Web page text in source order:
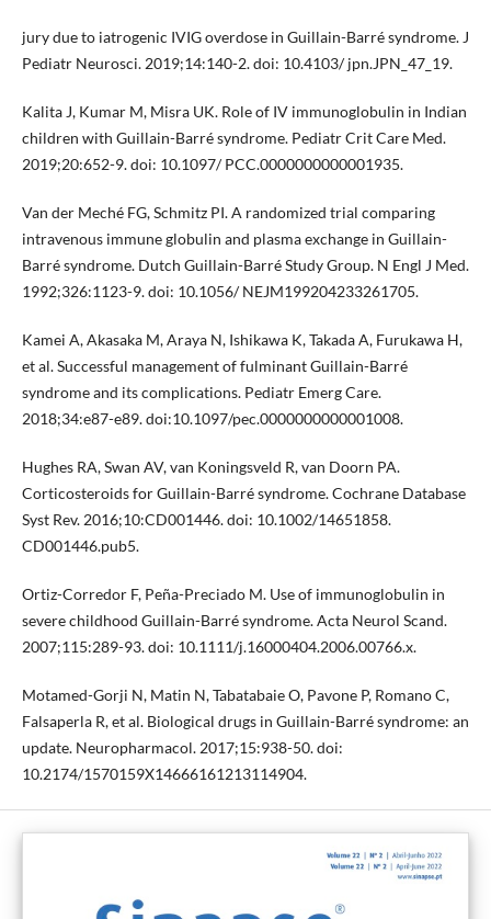
jury due to iatrogenic IVIG overdose in Guillain-Barré syndrome. J
Pediatr Neurosci. 2019;14:140-2. doi: 10.4103/ jpn.JPN_47_19.
Kalita J, Kumar M, Misra UK. Role of IV immunoglobulin in Indian
children with Guillain-Barré syndrome. Pediatr Crit Care Med.
2019;20:652-9. doi: 10.1097/ PCC.0000000000001935.
Van der Meché FG, Schmitz PI. A randomized trial comparing
intravenous immune globulin and plasma exchange in Guillain-
Barré syndrome. Dutch Guillain-Barré Study Group. N Engl J Med.
1992;326:1123-9. doi: 10.1056/ NEJM199204233261705.
Kamei A, Akasaka M, Araya N, Ishikawa K, Takada A, Furukawa H,
et al. Successful management of fulminant Guillain-Barré
syndrome and its complications. Pediatr Emerg Care.
2018;34:e87-e89. doi:10.1097/pec.0000000000001008.
Hughes RA, Swan AV, van Koningsveld R, van Doorn PA.
Corticosteroids for Guillain-Barré syndrome. Cochrane Database
Syst Rev. 2016;10:CD001446. doi: 10.1002/14651858.
CD001446.pub5.
Ortiz-Corredor F, Peña-Preciado M. Use of immunoglobulin in
severe childhood Guillain-Barré syndrome. Acta Neurol Scand.
2007;115:289-93. doi: 10.1111/j.16000404.2006.00766.x.
Motamed-Gorji N, Matin N, Tabatabaie O, Pavone P, Romano C,
Falsaperla R, et al. Biological drugs in Guillain-Barré syndrome: an
update. Neuropharmacol. 2017;15:938-50. doi:
10.2174/1570159X14666161213114904.